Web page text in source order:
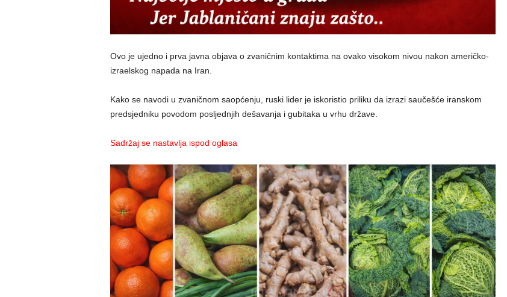
Ovo je ujedno i prva javna objava o zvaničnim kontaktima na ovako visokom nivou nakon američko-
izraelskog napada na Iran.
Kako se navodi u zvaničnom saopćenju, ruski lider je iskoristio priliku da izrazi saučešće iranskom
predsjedniku povodom posljednjih dešavanja i gubitaka u vrhu države.
Sadržaj se nastavlja ispod oglasa